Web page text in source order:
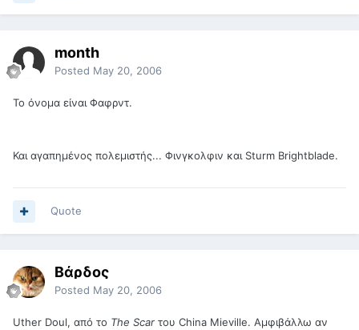
month
Posted May 20, 2006
Το όνομα είναι Φαφρντ.
Και αγαπημένος πολεμιστής... Φινγκολφιν και Sturm Brightblade.
Quote
Βάρδος
Posted May 20, 2006
Uther Doul, από το The Scar του China Mieville. Αμφιβάλλω αν